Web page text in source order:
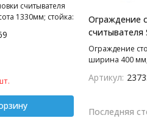
считывателя
1330мм; стойка:
лист 340х340;
Ограждение
400мм
Ограждение
ширина 400
трубы 28 мм.
Артикул:
Последняя